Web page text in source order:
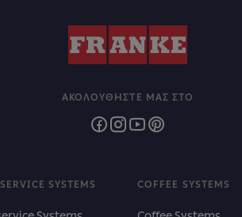
SYSTEMS COFFEE SYSTEMS
ΑΚΟΛΟΥΘΉΣΤΕ ΜΑΣ ΣΤΟ